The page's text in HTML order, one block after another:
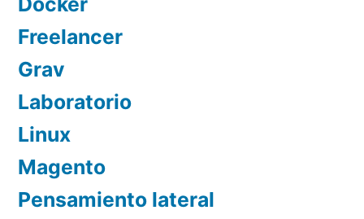
Freelancer
Grav
Laboratorio
Linux
Magento
Pensamiento lateral